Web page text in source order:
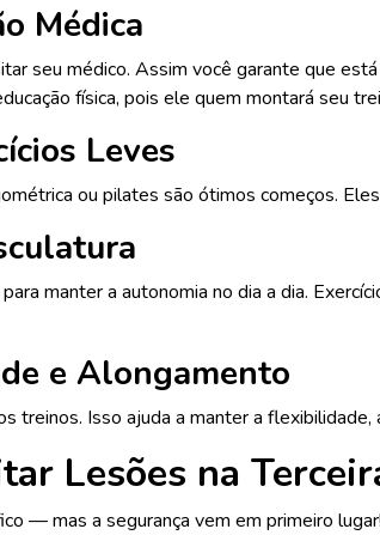
Médica
seu médico. Assim você garante que
física, pois ele quem montará seu
Leves
ou pilates são ótimos começos.
manter a autonomia no dia a dia.
e Alongamento
treinos. Isso ajuda a manter a
Lesões na
— mas a segurança vem em primeiro